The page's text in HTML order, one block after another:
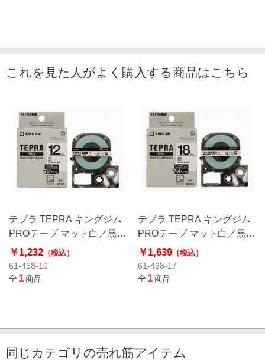
これを見た人がよく購入する商品はこちら
テプラ TEPRA キングジム
PROテープ マット白／黒文
字 SB12S
￥1,232 （税込）
61-468-10
全1商品
テプラ TEPRA キングジム
PROテープ マット白／黒文
字 SB18S
￥1,639（税込）
61-468-17
全1商品
同じカテゴリの売れ筋アイテム